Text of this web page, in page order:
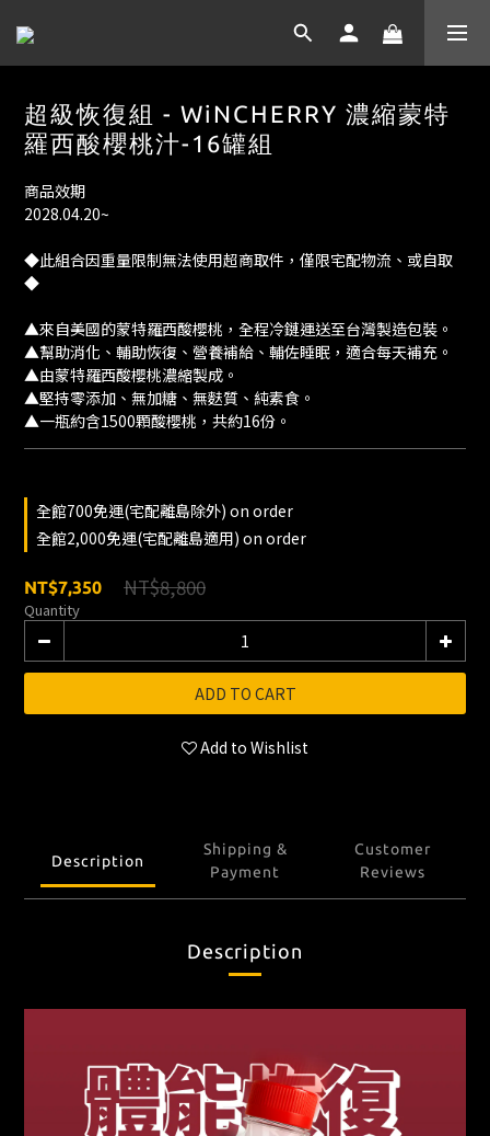
超級恢復組 - WiNCHERRY 濃縮蒙特
羅西酸櫻桃汁-16罐組
商品效期
2028.04.20~
◆此組合因重量限制無法使用超商取件，僅限宅配物流、或自取
◆
▲來自美國的蒙特羅西酸櫻桃，全程冷鏈運送至台灣製造包裝。
▲幫助消化、輔助恢復、營養補給、輔佐睡眠，適合每天補充。
▲由蒙特羅西酸櫻桃濃縮製成。
▲堅持零添加、無加糖、無麩質、純素食。
▲一瓶約含1500顆酸櫻桃，共約16份。
全館700免運(宅配離島除外) on order
全館2,000免運(宅配離島適用) on order
NT$7,350 NT$8,800
Quantity
ADD TO CART
Add to Wishlist
Description
Shipping &
Payment
Customer
Reviews
Description